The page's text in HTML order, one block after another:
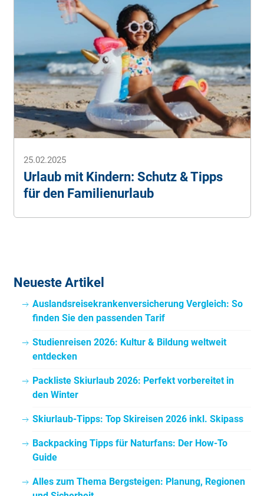
25.02.2025
Urlaub mit Kindern: Schutz & Tipps
für den Familienurlaub
Neueste Artikel
Auslandsreisekrankenversicherung Vergleich: So
finden Sie den passenden Tarif
Studienreisen 2026: Kultur & Bildung weltweit
entdecken
Packliste Skiurlaub 2026: Perfekt vorbereitet in
den Winter
Skiurlaub-Tipps: Top Skireisen 2026 inkl. Skipass
Backpacking Tipps für Naturfans: Der How-To
Guide
Alles zum Thema Bergsteigen: Planung, Regionen